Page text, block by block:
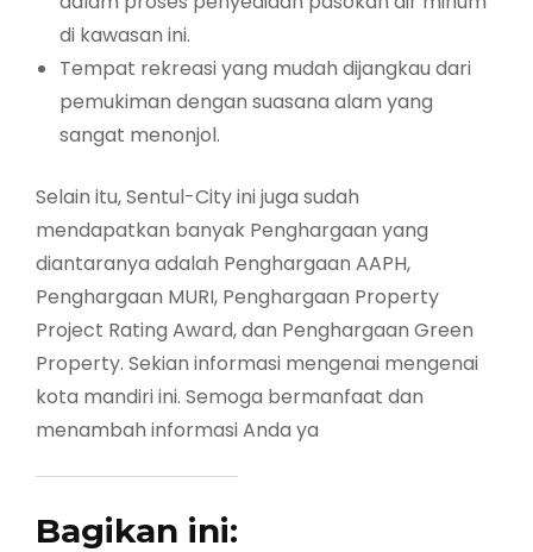
di kawasan ini.
Tempat rekreasi yang mudah dijangkau dari
pemukiman dengan suasana alam yang
sangat menonjol.
Selain itu, Sentul-City ini juga sudah
mendapatkan banyak Penghargaan yang
diantaranya adalah Penghargaan AAPH,
Penghargaan MURI, Penghargaan Property
Project Rating Award, dan Penghargaan Green
Property. Sekian informasi mengenai mengenai
kota mandiri ini. Semoga bermanfaat dan
menambah informasi Anda ya
Bagikan ini: